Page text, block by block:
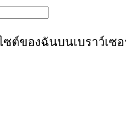
ต์ของฉันบนเบราว์เซ